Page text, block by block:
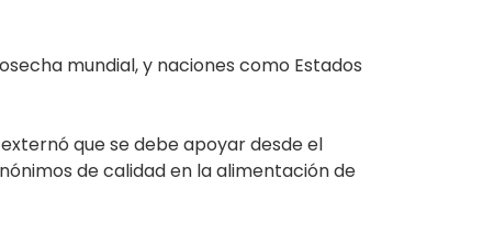
mundial, y naciones como Estados
que se debe apoyar desde el
de calidad en la alimentación de